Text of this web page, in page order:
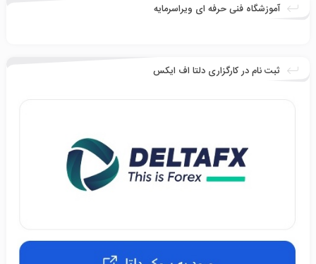
آموزشگاه فنی حرفه ای ویراسرمایه
ثبت نام در کارگزاری دلتا اف ایکس